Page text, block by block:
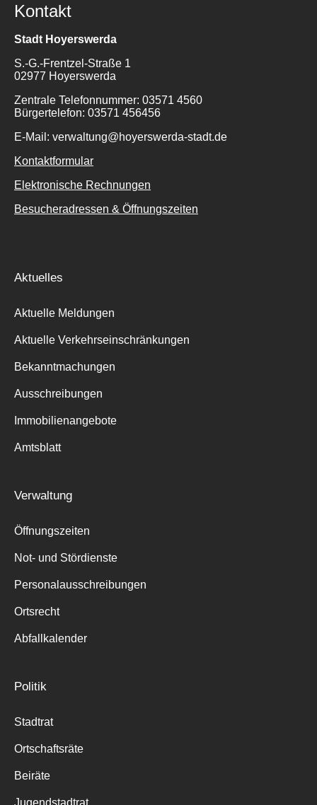
Suche
Kontakt
Stadt Hoyerswerda
S.-G.-Frentzel-Straße 1
02977 Hoyerswerda
Zentrale Telefonnummer: 03571 4560
Bürgertelefon: 03571 456456
E-Mail: verwaltung@hoyerswerda-stadt.de
Kontaktformular
Elektronische Rechnungen
Besucheradressen & Öffnungszeiten
Aktuelles
Aktuelle Meldungen
Aktuelle Verkehrseinschränkungen
Bekanntmachungen
Ausschreibungen
Immobilienangebote
Amtsblatt
Verwaltung
Öffnungszeiten
Not- und Stördienste
Personalausschreibungen
Ortsrecht
Abfallkalender
Politik
Stadtrat
Ortschaftsräte
Beiräte
Jugendstadtrat